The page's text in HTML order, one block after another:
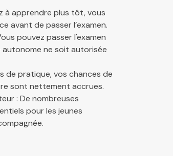
à apprendre plus tôt, vous
avant de passer l’examen.
pouvez passer l'examen
autonome ne soit autorisée
de pratique, vos chances de
sont nettement accrues.
: De nombreuses
pour les jeunes